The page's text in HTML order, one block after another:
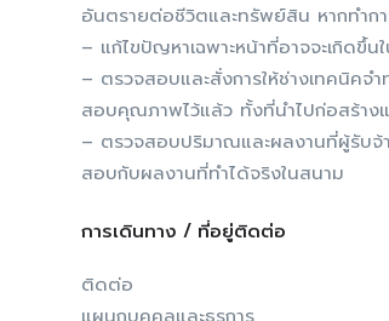
อันตรายต่อชีวิตและทรัพย์สิน หากทำกา
– แก้ไขปัญหาเฉพาะหน้าที่อาจจะเกิดขึ้น
– ตรวจสอบและสั่งการให้ช่างเทคนิค
สอบคุณภาพไว้แล้ว ทั้งที่นำไปก่อสร้าง
– ตรวจสอบปริมาณและผลงานที่ผู้รับจ้
สอบกับผลงานที่ทำได้จริงในสนาม
การเดินทาง / ที่อยู่ติดต่อ
ติดต่อ
แผนกบุคคลและธุรการ